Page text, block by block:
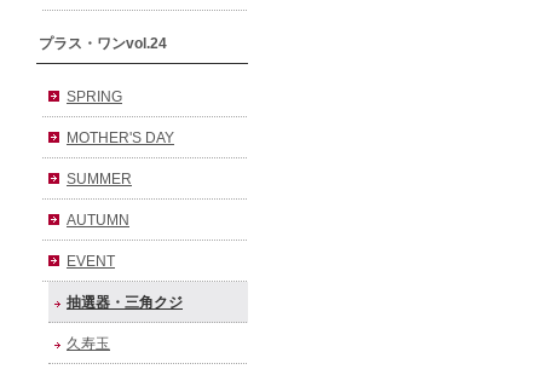
プラス・ワンvol.24
SPRING
MOTHER'S DAY
SUMMER
AUTUMN
EVENT
抽選器・三角クジ
久寿玉